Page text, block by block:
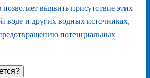
выявить присутствие этих
воде и других водных источниках,
потенциальных